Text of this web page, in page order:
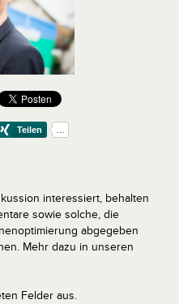
interessiert, behalten
sowie solche, die
abgegeben
Mehr dazu in unseren
Felder aus.